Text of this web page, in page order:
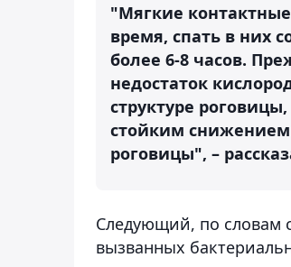
"Мягкие
время, спать в них
более 6-8 часов.
недостаток
структуре
стойким снижением
роговицы", –
Следующий, по словам
вызванных